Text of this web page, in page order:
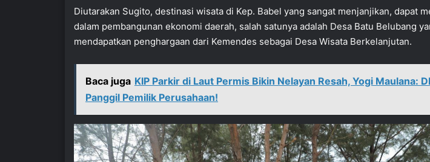
Diutarakan Sugito, destinasi wisata di Kep. Babel yang sangat menjanjikan, dapat
dalam pembangunan ekonomi daerah, salah satunya adalah Desa Batu Belubang
mendapatkan penghargaan dari Kemendes sebagai Desa Wisata Berkelanjutan.
Baca juga ‎KIP Parkir di Laut Permis Bikin Nelayan Resah, Yogi Maulana:
Panggil Pemilik Perusahaan!